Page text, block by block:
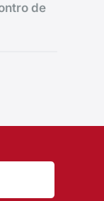
de